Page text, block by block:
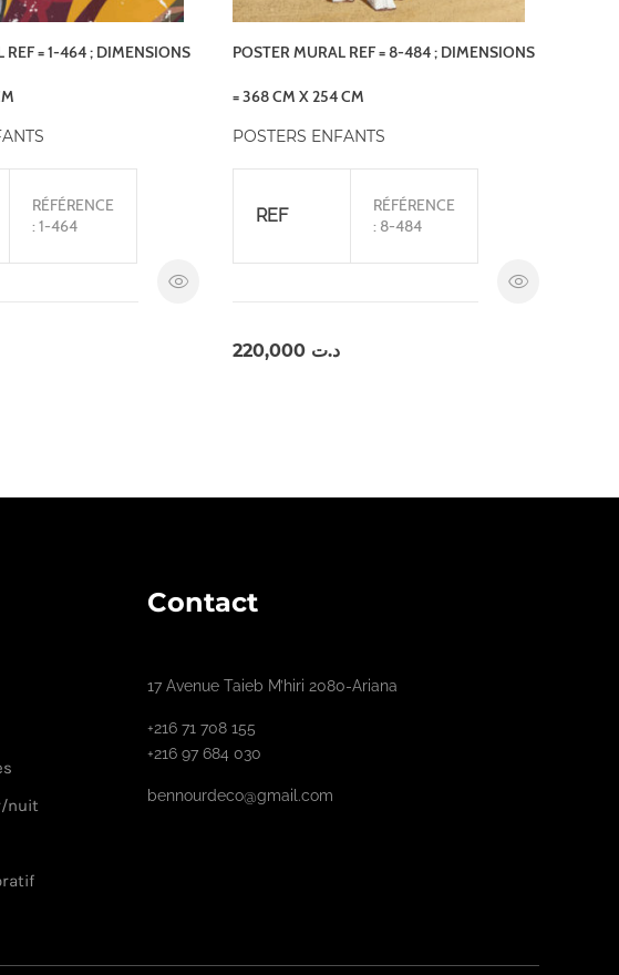
REF = 1-464 ; DIMENSIONS
RÉFÉRENCE
: 1-464
POSTER MURAL REF = 8-484 ; DIMENSIONS
= 368 CM X 254 CM
POSTERS ENFANTS
REF
RÉFÉRENCE
: 8-484
د.ت 220,000
nuit
Contact
17 Avenue Taieb M’hiri 2080-Ariana
+216 71 708 155
+216 97 684 030
bennourdeco@gmail.com